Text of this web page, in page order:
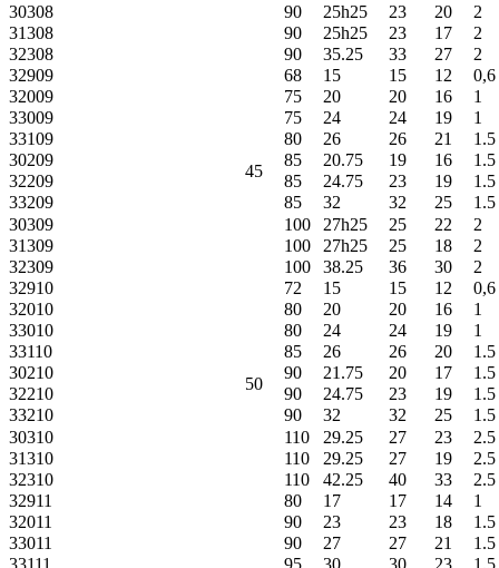
30308
90 25h25 23 20
2
31308
90 25h25 23 17
2
32308
90 35.25 33 27
2
32909
45
68 15 15 12
0,6
32009
75 20 20 16
1
33009
75 24 24 19
1
33109
80 26 26 21
1.5
30209
85 20.75 19 16
1.5
32209
85 24.75 23 19
1.5
33209
85 32 32 25
1.5
30309
100 27h25 25 22
2
31309
100 27h25 25 18
2
32309
100 38.25 36 30
2
32910
50
72 15 15 12
0,6
32010
80 20 20 16
1
33010
80 24 24 19
1
33110
85 26 26 20
1.5
30210
90 21.75 20 17
1.5
32210
90 24.75 23 19
1.5
33210
90 32 32 25
1.5
30310
110 29.25 27 23
2.5
31310
110 29.25 27 19
2.5
32310
110 42.25 40 33
2.5
32911
80 17 17 14
1
32011
90 23 23 18
1.5
33011
90 27 27 21
1.5
33111
95 30 30 23
1.5